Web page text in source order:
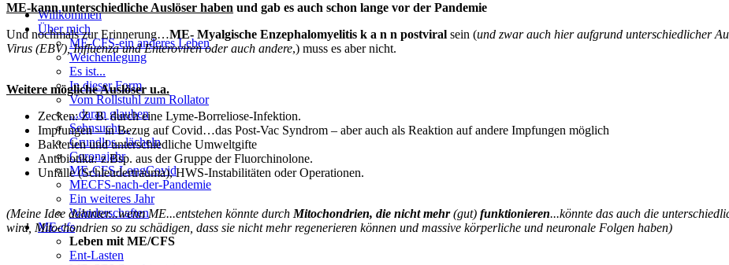
Willkommen
Über mich
ME-CFS-ein anderes Leben
Weichenlegung
Es ist...
In dieser Form
Vom Rollstuhl zum Rollator
...daran glauben
Sehnsucht...
Grundlos...lächeln
Coronajahr
ME-CFS-LongCovid
MECFS-nach-der-Pandemie
Ein weiteres Jahr
Wanderschaften
ME-cfs
Leben mit ME/CFS
Ent-Lasten
ME-kann unterschiedliche Auslöser haben und gab es auch schon lange vor der Pandemie
Und nochmals zur Erinnerung…ME- Myalgische Enzephalomyelitis k a n n postviral sein (und zwar auch hier aufgrund unterschiedlicher
Virus (EBV), Influenza und Enteroviren oder auch andere,) muss es aber nicht.
Weitere mögliche Auslöser u.a.
Zecken: Z. B. durch eine Lyme-Borreliose-Infektion.
Impfungen – in Bezug auf Covid…das Post-Vac Syndrom – aber auch als Reaktion auf andere Impfungen möglich
Bakterien und unterschiedliche Umweltgifte
Antibiotika:z.Bsp. aus der Gruppe der Fluorchinolone.
Unfälle (Schleudertrauma), HWS-Instabilitäten oder Operationen.
(Meine Idee dahinter...wenn ME...entstehen könnte durch Mitochondrien, die nicht mehr(gut) funktionieren...könnte das auch die
wird, Mitochondrien so zu schädigen, dass sie nicht mehr regenerieren können und massive körperliche und neuronale Folgen haben)